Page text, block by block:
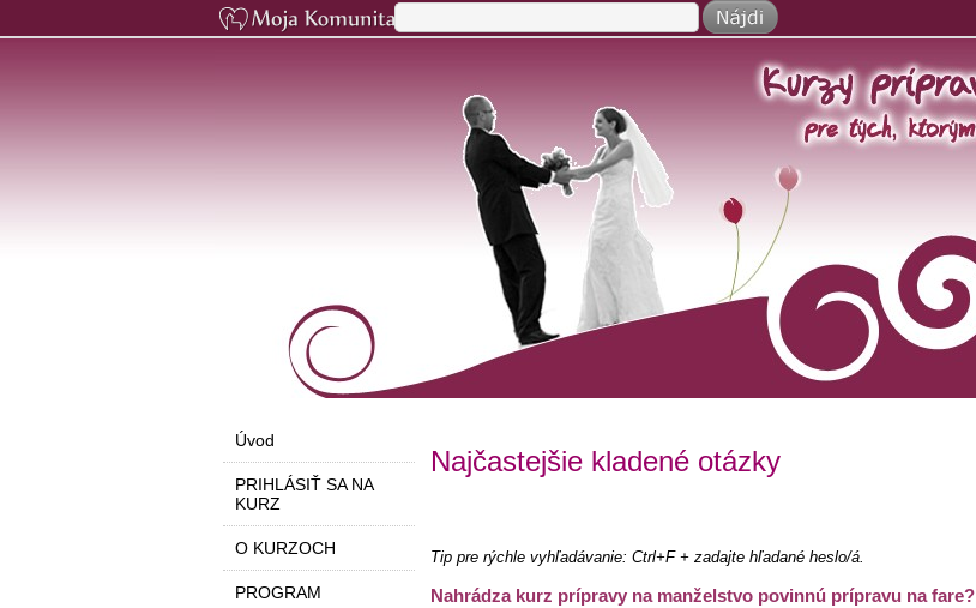
Najčastejšie kladené otázky
Tip pre rýchle vyhľadávanie: Ctrl+F + zadajte hľadané heslo/á.
Nahrádza kurz prípravy na manželstvo povinnú prípravu na fare?
Úvod
PRIHLÁSIŤ SA NA
KURZ
O KURZOCH
PROGRAM